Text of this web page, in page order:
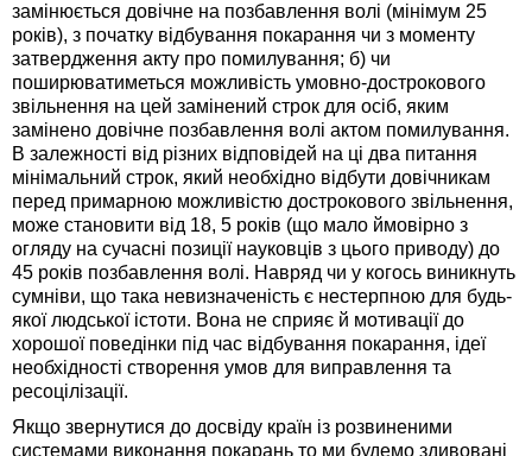
замінюється довічне на позбавлення волі (мінімум 25
років), з початку відбування покарання чи з моменту
затвердження акту про помилування; б) чи
поширюватиметься можливість умовно-дострокового
звільнення на цей замінений строк для осіб, яким
замінено довічне позбавлення волі актом помилування.
В залежності від різних відповідей на ці два питання
мінімальний строк, який необхідно відбути довічникам
перед примарною можливістю дострокового звільнення,
може становити від 18, 5 років (що мало ймовірно з
огляду на сучасні позиції науковців з цього приводу) до
45 років позбавлення волі. Навряд чи у когось виникнуть
сумніви, що така невизначеність є нестерпною для будь-
якої людської істоти. Вона не сприяє й мотивації до
хорошої поведінки під час відбування покарання, ідеї
необхідності створення умов для виправлення та
ресоцілізації.
Якщо звернутися до досвіду країн із розвиненими
системами виконання покарань то ми будемо здивовані